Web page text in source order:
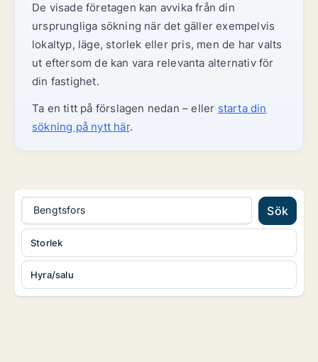
De visade företagen kan avvika från din
ursprungliga sökning när det gäller exempelvis
lokaltyp, läge, storlek eller pris, men de har valts
ut eftersom de kan vara relevanta alternativ för
din fastighet.
Ta en titt på förslagen nedan – eller starta din
sökning på nytt här.
Bengtsfors Sök
Hyra/salu
Storlek